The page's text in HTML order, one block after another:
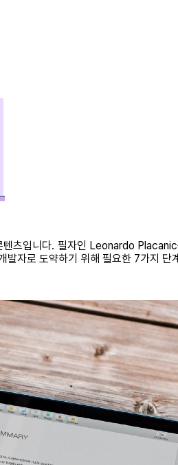
텐츠입니다. 필자인 Leonardo
자로 도약하기 위해 필요한 7가지 단